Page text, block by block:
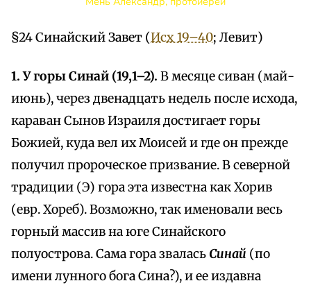
§24 Синайский Завет (Исх 19–40; Левит)
1. У горы Синай (19,1–2). В месяце сиван (май-
июнь), через двенадцать недель после исхода,
караван Сынов Израиля достигает горы
Божией, куда вел их Моисей и где он прежде
получил пророческое призвание. В северной
традиции (Э) гора эта известна как Хорив
(евр. Хореб). Возможно, так именовали весь
горный массив на юге Синайского
полуострова. Сама гора звалась Синай (по
имени лунного бога Сина?), и ее издавна